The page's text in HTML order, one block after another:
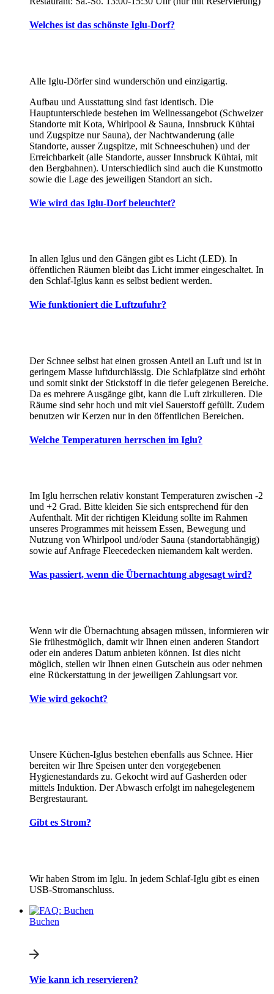
Welches ist das schönste Iglu-Dorf?
Alle Iglu-Dörfer sind wunderschön und einzigartig.
Aufbau und Ausstattung sind fast identisch. Die
Hauptunterschiede bestehen im Wellnessangebot (Schweizer
Standorte mit Kota, Whirlpool & Sauna, Innsbruck Kühtai
und Zugspitze nur Sauna), der Nachtwanderung (alle
Standorte, ausser Zugspitze, mit Schneeschuhen) und der
Erreichbarkeit (alle Standorte, ausser Innsbruck Kühtai, mit
den Bergbahnen). Unterschiedlich sind auch die Kunstmotto
sowie die Lage des jeweiligen Standort an sich.
Wie wird das Iglu-Dorf beleuchtet?
In allen Iglus und den Gängen gibt es Licht (LED). In
öffentlichen Räumen bleibt das Licht immer eingeschaltet. In
den Schlaf-Iglus kann es selbst bedient werden.
Wie funktioniert die Luftzufuhr?
Der Schnee selbst hat einen grossen Anteil an Luft und ist in
geringem Masse luftdurchlässig. Die Schlafplätze sind erhöht
und somit sinkt der Stickstoff in die tiefer gelegenen Bereiche.
Da es mehrere Ausgänge gibt, kann die Luft zirkulieren. Die
Räume sind sehr hoch und mit viel Sauerstoff gefüllt. Zudem
benutzen wir Kerzen nur in den öffentlichen Bereichen.
Welche Temperaturen herrschen im Iglu?
Im Iglu herrschen relativ konstant Temperaturen zwischen -2
und +2 Grad. Bitte kleiden Sie sich entsprechend für den
Aufenthalt. Mit der richtigen Kleidung sollte im Rahmen
unseres Programmes mit heissem Essen, Bewegung und
Nutzung von Whirlpool und/oder Sauna (standortabhängig)
sowie auf Anfrage Fleecedecken niemandem kalt werden.
Was passiert, wenn die Übernachtung abgesagt wird?
Wenn wir die Übernachtung absagen müssen, informieren wir
Sie frühestmöglich, damit wir Ihnen einen anderen Standort
oder ein anderes Datum anbieten können. Ist dies nicht
möglich, stellen wir Ihnen einen Gutschein aus oder nehmen
eine Rückerstattung in der jeweiligen Zahlungsart vor.
Wie wird gekocht?
Unsere Küchen-Iglus bestehen ebenfalls aus Schnee. Hier
bereiten wir Ihre Speisen unter den vorgegebenen
Hygienestandards zu. Gekocht wird auf Gasherden oder
mittels Induktion. Der Abwasch erfolgt im nahegelegenem
Bergrestaurant.
Gibt es Strom?
Wir haben Strom im Iglu. In jedem Schlaf-Iglu gibt es einen
USB-Stromanschluss.
Buchen
Wie kann ich reservieren?